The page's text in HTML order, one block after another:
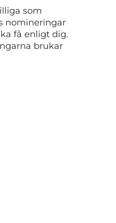
som
nomineringar
få enligt dig.
brukar